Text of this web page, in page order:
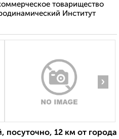
товарищество
Институт
›
посуточно, 12 км от города